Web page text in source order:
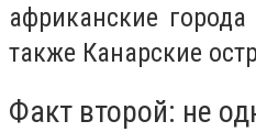
африканские
также Канарские
Факт второй: не